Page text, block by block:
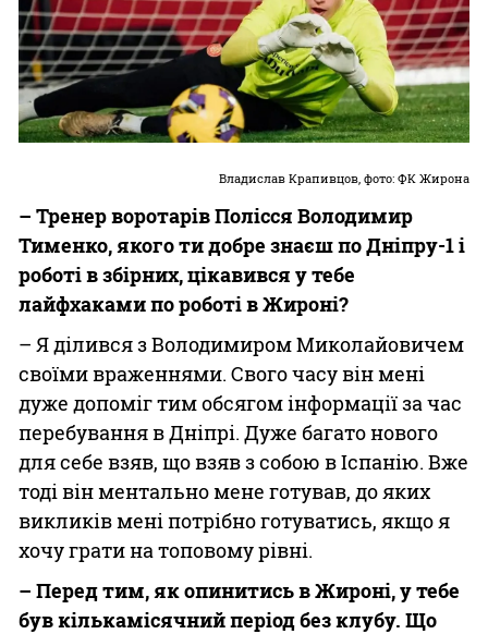
Владислав Крапивцов, фото: ФК Жирона
– Тренер воротарів Полісся Володимир
Тименко, якого ти добре знаєш по Дніпру-1 і
роботі в збірних, цікавився у тебе
лайфхаками по роботі в Жироні?
– Я ділився з Володимиром Миколайовичем
своїми враженнями. Свого часу він мені
дуже допоміг тим обсягом інформації за час
перебування в Дніпрі. Дуже багато нового
для себе взяв, що взяв з собою в Іспанію. Вже
тоді він ментально мене готував, до яких
викликів мені потрібно готуватись, якщо я
хочу грати на топовому рівні.
– Перед тим, як опинитись в Жироні, у тебе
був кількамісячний період без клубу. Що